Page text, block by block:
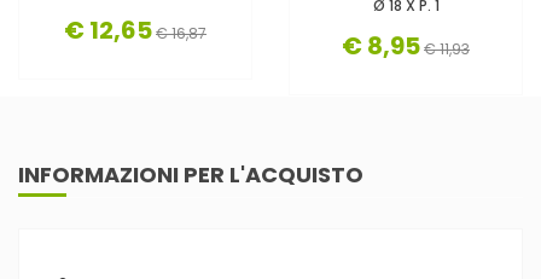
€ 12,65€ 16,87
Ø 18 X P. 1
€ 8,95€ 11,93
INFORMAZIONI PER L'ACQUISTO